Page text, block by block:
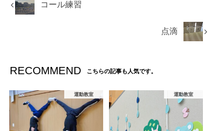
コール練習
点滴
RECOMMEND こちらの記事も人気です。
運動教室 運動教室